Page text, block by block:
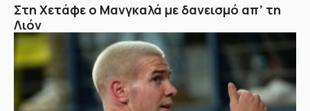
Στη Χετάφε ο Μανγκαλά με δανεισμό απ’ τη
Λιόν